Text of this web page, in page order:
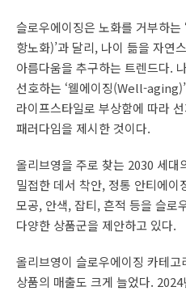
슬로우에이징은 노화를 거부하
항노화)’과 달리, 나이 듦을 자연
아름다움을 추구하는 트렌드다.
선호하는 ‘웰에이징(Well-
라이프스타일로 부상함에 따라
패러다임을 제시한 것이다.
올리브영을 주로 찾는 2030 세대
밀접한 데서 착안, 정통 안티에이
모공, 안색, 잡티, 흔적 등을 슬로
다양한 상품군을 제안하고 있다.
올리브영이 슬로우에이징 카테
상품의 매출도 크게 늘었다.